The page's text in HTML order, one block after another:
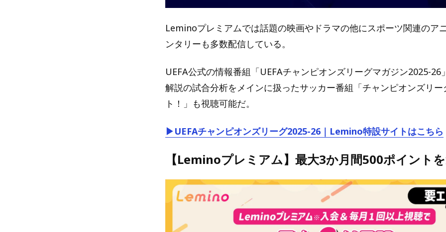
Leminoプレミアムでは話題の映画やドラマの他にスポーツ関連のア
ンタリーも多数配信している。
UEFA公式の情報番組「UEFAチャンピオンズリーグマガジン2025-26
解説の試合分析をメインに扱ったサッカー番組「チャンピオンズリ
ト！」も視聴可能だ。
▶UEFAチャンピオンズリーグ2025-26｜Lemino特設サイトはこちら
【Leminoプレミアム】最大3か月間500ポイント